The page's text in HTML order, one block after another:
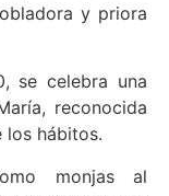
y priora
se celebra una
reconocida
los hábitos.
monjas al